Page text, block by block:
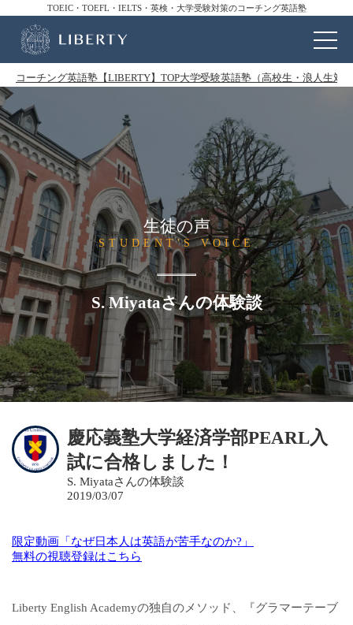
TOEIC・TOEFL・IELTS・英検・大学受験対策のコーチング英語塾
コーチング英語塾【LIBERTY】TOP大学受験英語塾（高校生・浪人生対
生徒の声
STUDENT'S VOICE
S. Miyataさんの体験談
慶応義塾大学経済学部PEARL入
試に合格しました！
S. Miyataさんの体験談
2019/03/07
限定動画「なぜ日本人は英語が苦手なのか?」
無料の視聴登録はこちら
Liberty English Academyの独自のメソッド、『グラマーテーブ